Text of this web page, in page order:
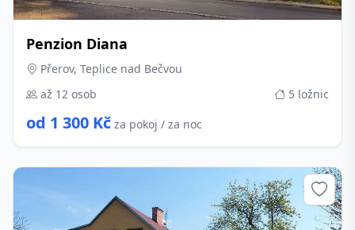
Penzion Diana
Přerov, Teplice nad Bečvou
až 12 osob
5 ložnic
od 1 300 Kč za pokoj / za noc